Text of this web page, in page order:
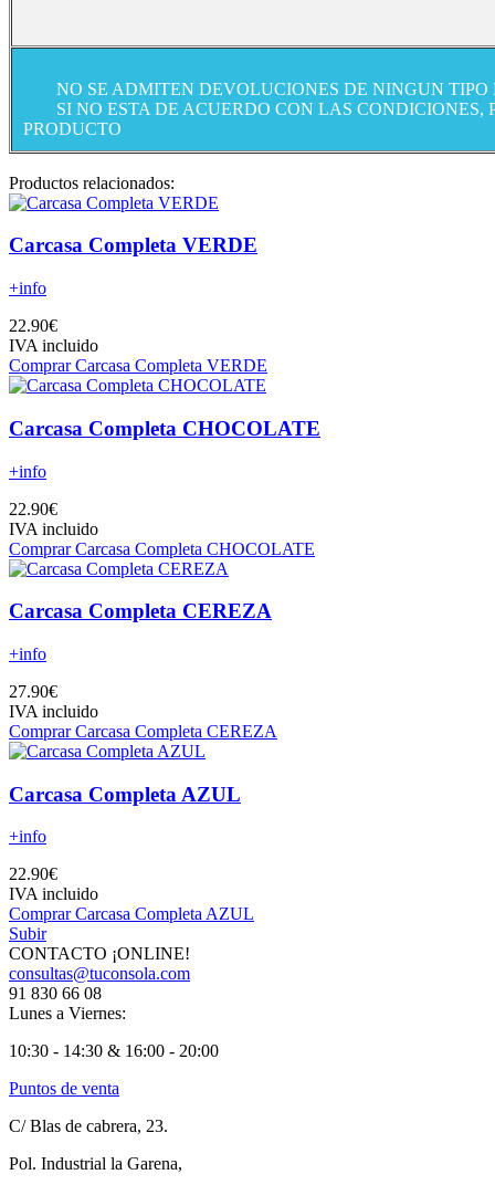
NO SE ADMITEN DEVOLUCIONES DE NINGUN TIPO
SI NO ESTA DE ACUERDO CON LAS CONDICIONES,
PRODUCTO
Productos relacionados:
Carcasa Completa VERDE
+info
22.90€
IVA incluido
Comprar Carcasa Completa VERDE
Carcasa Completa CHOCOLATE
+info
22.90€
IVA incluido
Comprar Carcasa Completa CHOCOLATE
Carcasa Completa CEREZA
+info
27.90€
IVA incluido
Comprar Carcasa Completa CEREZA
Carcasa Completa AZUL
+info
22.90€
IVA incluido
Comprar Carcasa Completa AZUL
Subir
CONTACTO ¡ONLINE!
consultas@tuconsola.com
91 830 66 08
Lunes a Viernes:
10:30 - 14:30 & 16:00 - 20:00
Puntos de venta
C/ Blas de cabrera, 23.
Pol. Industrial la Garena,